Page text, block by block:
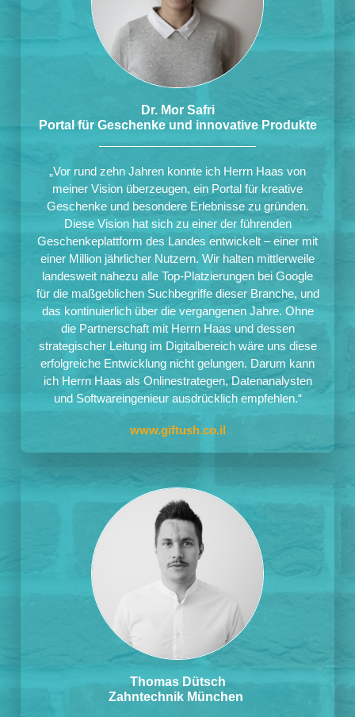
Dr. Mor Safri
Portal für Geschenke und innovative Produkte
„Vor rund zehn Jahren konnte ich Herrn Haas von
meiner Vision überzeugen, ein Portal für kreative
Geschenke und besondere Erlebnisse zu gründen.
Diese Vision hat sich zu einer der führenden
Geschenkeplattform des Landes entwickelt – einer mit
einer Million jährlicher Nutzern. Wir halten mittlerweile
landesweit nahezu alle Top-Platzierungen bei Google
für die maßgeblichen Suchbegriffe dieser Branche, und
das kontinuierlich über die vergangenen Jahre. Ohne
die Partnerschaft mit Herrn Haas und dessen
strategischer Leitung im Digitalbereich wäre uns diese
erfolgreiche Entwicklung nicht gelungen. Darum kann
ich Herrn Haas als Onlinestrategen, Datenanalysten
und Softwareingenieur ausdrücklich empfehlen.“
www.giftush.co.il
Thomas Dütsch
Zahntechnik München